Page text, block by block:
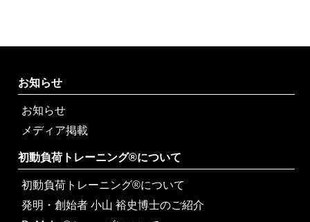
お知らせ
お知らせ
メディア掲載
初動負荷トレーニング®について
初動負荷トレーニング®について
発明・創始者 小山 裕史博士のご紹介